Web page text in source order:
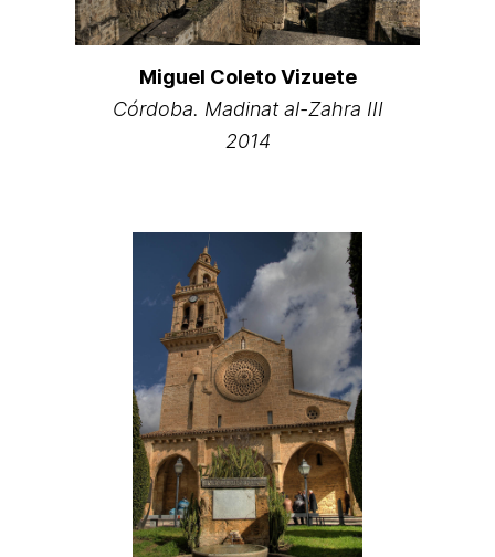
Miguel Coleto Vizuete
Córdoba. Madinat al-Zahra III
2014